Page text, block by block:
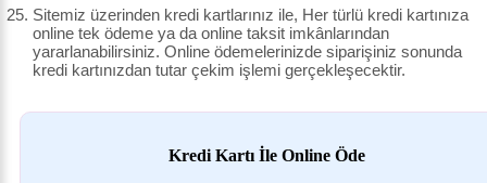
Sitemiz üzerinden kredi kartlarınız ile, Her türlü kredi kartınıza
online tek ödeme ya da online taksit imkânlarından
yararlanabilirsiniz. Online ödemelerinizde siparişiniz sonunda
kredi kartınızdan tutar çekim işlemi gerçekleşecektir.
Kredi Kartı İle Online Öde